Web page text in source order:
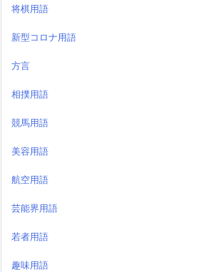
将棋用語
新型コロナ用語
方言
相撲用語
競馬用語
美容用語
航空用語
芸能界用語
若者用語
趣味用語